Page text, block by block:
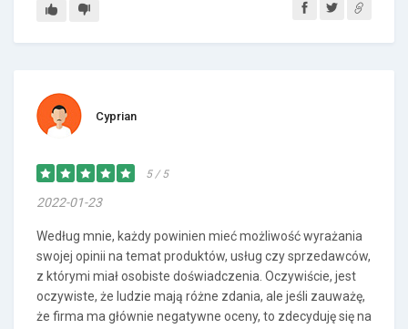
Cyprian
5 / 5
2022-01-23
Według mnie, każdy powinien mieć możliwość wyrażania
swojej opinii na temat produktów, usług czy sprzedawców,
z którymi miał osobiste doświadczenia. Oczywiście, jest
oczywiste, że ludzie mają różne zdania, ale jeśli zauważę,
że firma ma głównie negatywne oceny, to zdecyduję się na